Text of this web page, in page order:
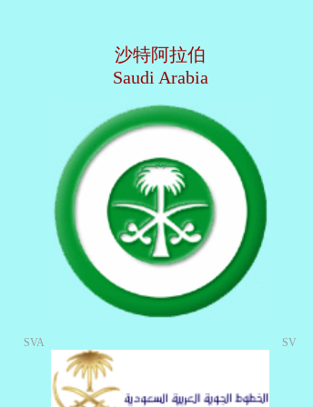
沙特阿拉伯
Saudi Arabia
SVA SV